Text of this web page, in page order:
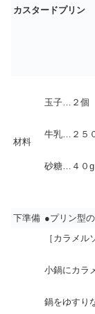
カスタードプリ
材料
玉子…２個
牛乳…２５
砂糖…４０g
下準備 ●プリン型
［カラメル
小鍋にカラ
鍋をゆすり